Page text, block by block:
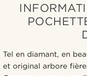
Tel en diamant, en
et original arbore